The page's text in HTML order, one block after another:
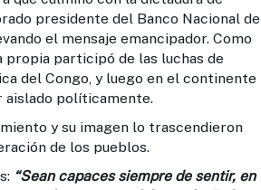
presidente del Banco Nacional de
el mensaje emancipador. Como
propia participó de las luchas de
del Congo, y luego en el continente
aislado políticamente.
y su imagen lo trascendieron
de los pueblos.
“Sean capaces siempre de sentir, en